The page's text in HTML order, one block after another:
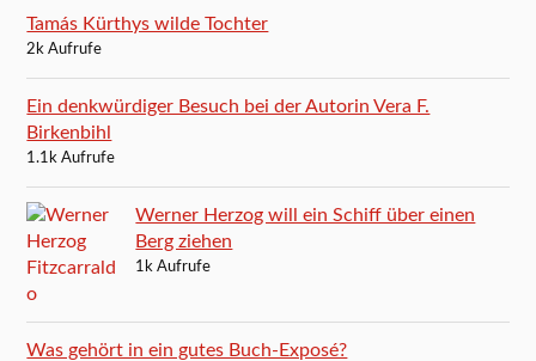
Tamás Kürthys wilde Tochter
2k Aufrufe
Ein denkwürdiger Besuch bei der Autorin Vera F.
Birkenbihl
1.1k Aufrufe
Werner Herzog will ein Schiff über einen
Berg ziehen
1k Aufrufe
Was gehört in ein gutes Buch-Exposé?